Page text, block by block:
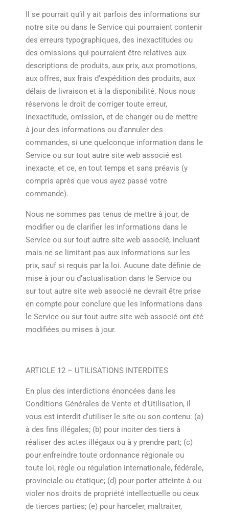
Il se pourrait qu’il y ait parfois des informations sur
notre site ou dans le Service qui pourraient contenir
des erreurs typographiques, des inexactitudes ou
des omissions qui pourraient être relatives aux
descriptions de produits, aux prix, aux promotions,
aux offres, aux frais d’expédition des produits, aux
délais de livraison et à la disponibilité. Nous nous
réservons le droit de corriger toute erreur,
inexactitude, omission, et de changer ou de mettre
à jour des informations ou d’annuler des
commandes, si une quelconque information dans le
Service ou sur tout autre site web associé est
inexacte, et ce, en tout temps et sans préavis (y
compris après que vous ayez passé votre
commande).
Nous ne sommes pas tenus de mettre à jour, de
modifier ou de clarifier les informations dans le
Service ou sur tout autre site web associé, incluant
mais ne se limitant pas aux informations sur les
prix, sauf si requis par la loi. Aucune date définie de
mise à jour ou d’actualisation dans le Service ou
sur tout autre site web associé ne devrait être prise
en compte pour conclure que les informations dans
le Service ou sur tout autre site web associé ont été
modifiées ou mises à jour.
ARTICLE 12 – UTILISATIONS INTERDITES
En plus des interdictions énoncées dans les
Conditions Générales de Vente et d’Utilisation, il
vous est interdit d’utiliser le site ou son contenu: (a)
à des fins illégales; (b) pour inciter des tiers à
réaliser des actes illégaux ou à y prendre part; (c)
pour enfreindre toute ordonnance régionale ou
toute loi, règle ou régulation internationale, fédérale,
provinciale ou étatique; (d) pour porter atteinte à ou
violer nos droits de propriété intellectuelle ou ceux
de tierces parties; (e) pour harceler, maltraiter,